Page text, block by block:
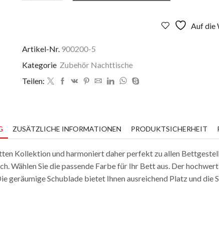
Auf die
Artikel-Nr. 900200-5
Kategorie Zubehör Nachttische
Teilen:
ZUSÄTZLICHE INFORMATIONEN PRODUKTSICHERHEIT
Kollektion und harmoniert daher perfekt zu allen
Wählen Sie die passende Farbe für Ihr Bett aus. Der
geräumige Schublade bietet Ihnen ausreichend Platz und die